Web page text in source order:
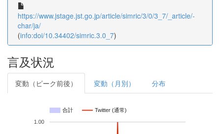
https://www.jstage.jst.go.jp/article/simric/3/0/3_7/_article/-
char/ja/
(info:doi/10.34402/simric.3.0_7)
言及状況
変動（ピーク前後） 変動（月別） 分布
合計 Twitter (通常)
1.00